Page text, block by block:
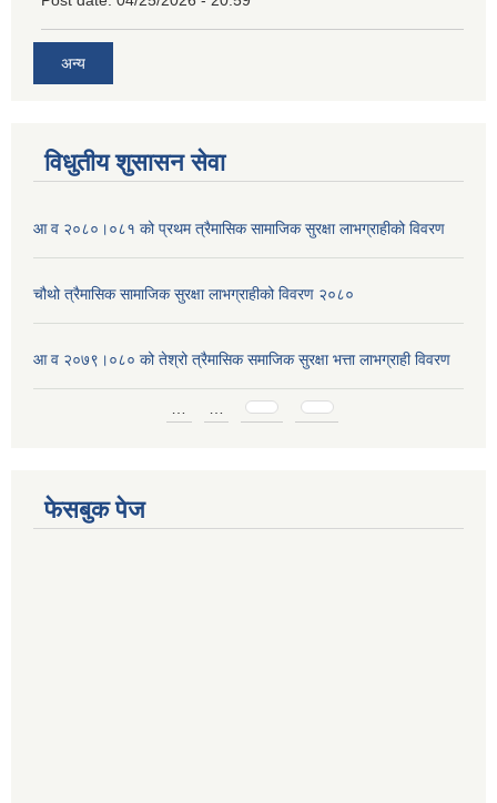
अन्य
विधुतीय शुसासन सेवा
आ व २०८०।०८१ को प्रथम त्रैमासिक सामाजिक सुरक्षा लाभग्राहीको विवरण
चौथो त्रैमासिक सामाजिक सुरक्षा लाभग्राहीको विवरण २०८०
आ व २०७९।०८० को तेश्रो त्रैमासिक समाजिक सुरक्षा भत्ता लाभग्राही विवरण
फेसबुक पेज